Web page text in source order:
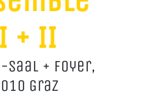
+ II
Saal + Foyer,
Graz